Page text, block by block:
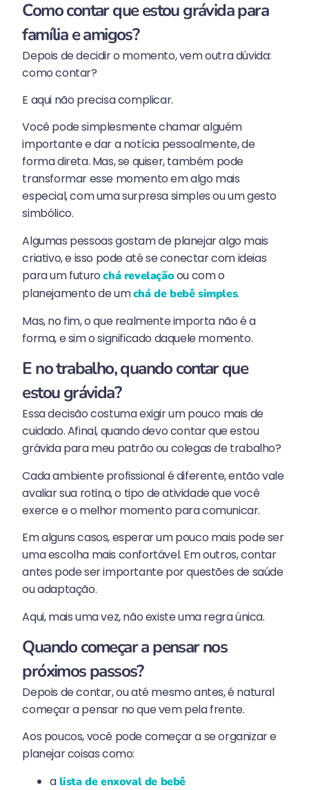
Como contar que estou grávida para
família e amigos?
Depois de decidir o momento, vem outra dúvida:
como contar?
E aqui não precisa complicar.
Você pode simplesmente chamar alguém
importante e dar a notícia pessoalmente, de
forma direta. Mas, se quiser, também pode
transformar esse momento em algo mais
especial, com uma surpresa simples ou um gesto
simbólico.
Algumas pessoas gostam de planejar algo mais
criativo, e isso pode até se conectar com ideias
para um futurochá revelaçãoou com o
planejamento de umchá de bebê simples.
Mas, no fim, o que realmente importa não é a
forma, e sim o significado daquele momento.
E no trabalho, quando contar que
estou grávida?
Essa decisão costuma exigir um pouco mais de
cuidado. Afinal, quando devo contar que estou
grávida para meu patrão ou colegas de trabalho?
Cada ambiente profissional é diferente, então vale
avaliar sua rotina, o tipo de atividade que você
exerce e o melhor momento para comunicar.
Em alguns casos, esperar um pouco mais pode ser
uma escolha mais confortável. Em outros, contar
antes pode ser importante por questões de saúde
ou adaptação.
Aqui, mais uma vez, não existe uma regra única.
Quando começar a pensar nos
próximos passos?
Depois de contar, ou até mesmo antes, é natural
começar a pensar no que vem pela frente.
Aos poucos, você pode começar a se organizar e
planejar coisas como:
alista de enxoval de bebê